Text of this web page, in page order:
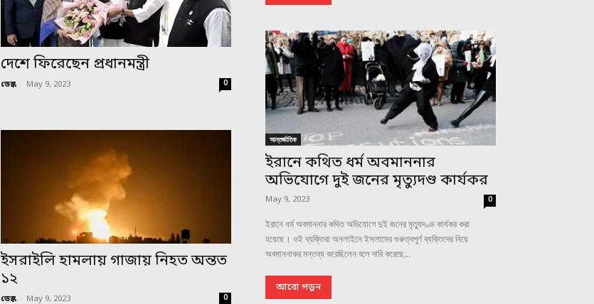
দেশে ফিরেছেন প্রধানমন্ত্রী
ডেস্ক - May 9, 2023 0
ইসরাইলি হামলায় গাজায় নিহত অন্তত
১২
ডেস্ক - May 9, 2023 0
আন্তর্জাতিক
ইরানে কথিত ধর্ম অবমাননার
অভিযোগে দুই জনের মৃত্যুদণ্ড কার্যকর
May 9, 2023 0
ইরানে ধর্ম অবমাননার কথিত অভিযোগে দুই জনের মৃত্যুদণ্ড কার্যকর করা
হয়েছে। ওই ব্যক্তিরা অনলাইনে ইসলামের গুরুত্বপূর্ণ ব্যক্তিদের নিয়ে
অবমাননাকর মন্তব্য করেছিলেন বলে দাবি করেছে...
আরো পড়ুন